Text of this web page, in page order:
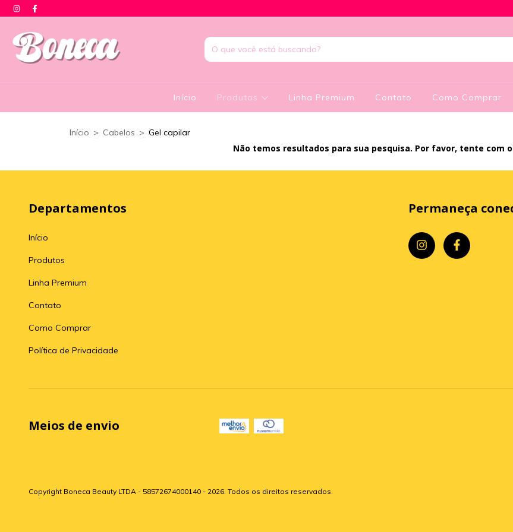
Início Produtos Linha Premium Contato Como Comprar
Início > Cabelos > Gel capilar
Não temos resultados para sua pesquisa. Por favor, tente com
Departamentos
Início
Produtos
Linha Premium
Contato
Como Comprar
Política de Privacidade
Permaneça
Meios de envio
Copyright Boneca Beauty LTDA - 58572674000140 - 2026. Todos os direitos reservados.